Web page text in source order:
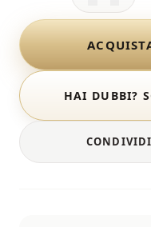
HAI DUBBI?
CONDIVIDI